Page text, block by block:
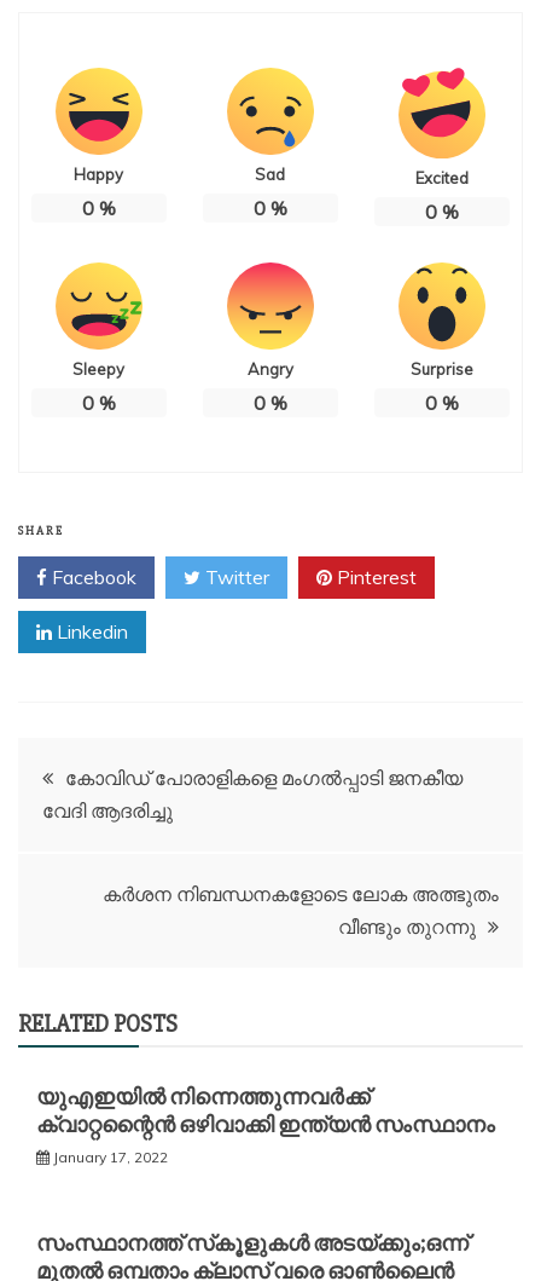
Happy
0%
Sad
0%
Excited
0%
Sleepy
0%
Angry
0%
Surprise
0%
SHARE
Facebook Twitter Pinterest
Linkedin
Post
navigation
കോവിഡ് പോരാളികളെ മംഗൽപ്പാടി ജനകീയ
വേദി ആദരിച്ചു
കർശന നിബന്ധനകളോടെ ലോക അത്ഭുതം
വീണ്ടും തുറന്നു
RELATED POSTS
യുഎഇയിൽ നിന്നെത്തുന്നവർക്ക്
ക്വാറ്റന്റൈൻ ഒഴിവാക്കി ഇന്ത്യൻ സംസ്ഥാനം
January 17, 2022
സംസ്ഥാനത്ത് സ്‌കൂളുകള്‍ അടയ്ക്കും;ഒന്ന്
മുതൽ ഒമ്പതാം ക്ലാസ് വരെ ഓണ്‍ലൈന്‍